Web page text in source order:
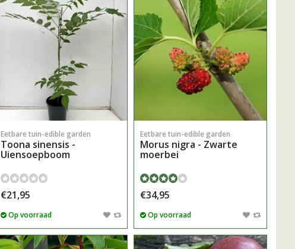
Eetbare tuin-edible garden
Toona sinensis -
Uiensoepboom
€21,95
Op voorraad
Eetbare tuin-edible garden
Morus nigra - Zwarte
moerbei
€34,95
Op voorraad